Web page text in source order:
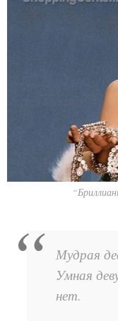
Мудрая
Умная
нет.